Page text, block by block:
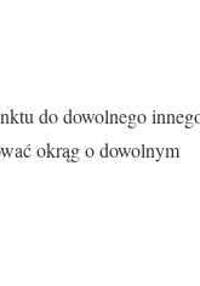
do dowolnego
okrąg o dowolnym